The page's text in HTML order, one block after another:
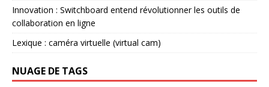
Innovation : Switchboard entend révolutionner les outils de
collaboration en ligne
Lexique : caméra virtuelle (virtual cam)
NUAGE DE TAGS